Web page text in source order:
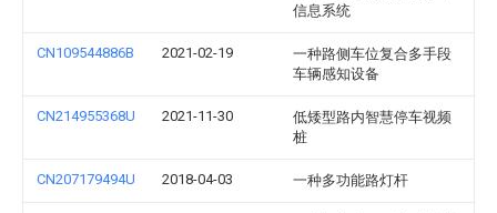
信息系统
CN109544886B 2021-02-19
一种路侧车位复合多手段
车辆感知设备
CN214955368U 2021-11-30
低矮型路内智慧停车视频
桩
CN207179494U 2018-04-03 一种多功能路灯杆